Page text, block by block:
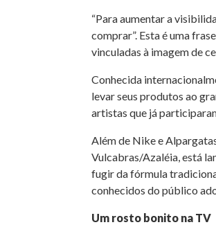
“Para aumentar a
comprar”. Esta é uma
vinculadas à imagem de
Conhecida
levar seus produtos ao
artistas que já
Além de Nike e
Vulcabras/Azaléia, está
fugir da fórmula
conhecidos do público
Um rosto bonito na TV